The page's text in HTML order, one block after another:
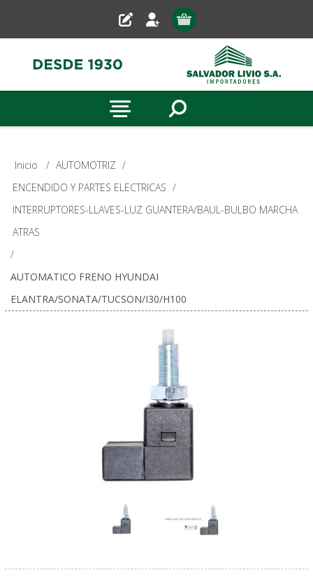
Inicio / AUTOMOTRIZ /
ENCENDIDO Y PARTES ELECTRICAS /
INTERRUPTORES-LLAVES-LUZ GUANTERA/BAUL-BULBO MARCHA
ATRAS
/
AUTOMATICO FRENO HYUNDAI
ELANTRA/SONATA/TUCSON/I30/H100